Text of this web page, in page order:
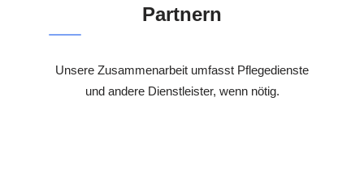
Partnern
Unsere Zusammenarbeit umfasst Pflegedienste
und andere Dienstleister, wenn nötig.